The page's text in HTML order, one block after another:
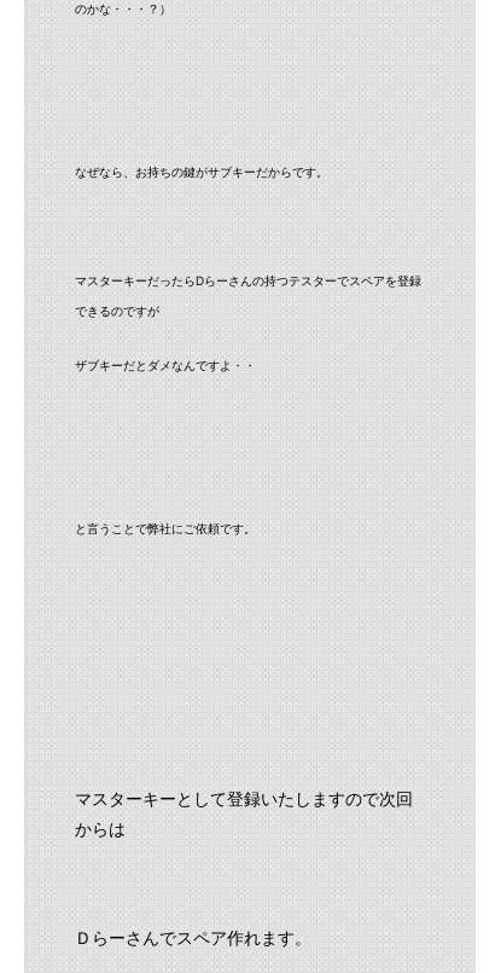
のかな・・・？）
なぜなら、お持ちの鍵がサブキーだからです。
マスターキーだったらDらーさんの持つテスターでスペアを登録
できるのですが
ザブキーだとダメなんですよ・・
と言うことで弊社にご依頼です。
マスターキーとして登録いたしますので次回
からは
Ｄらーさんでスペア作れます。